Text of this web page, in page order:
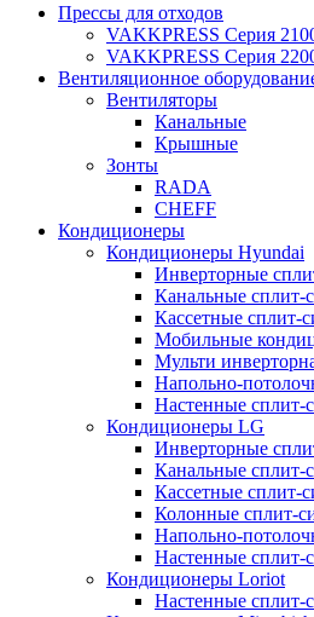
Прессы для отходов
VAKKPRESS Серия
VAKKPRESS Серия
Вентиляционное
Вентиляторы
Канальные
Крышные
Зонты
RADA
CHEFF
Кондиционеры
Кондиционеры Hyundai
Инверторные
Канальные сплит-
Кассетные сплит-
Мобильные
Мульти
Напольно-
Настенные сплит-
Кондиционеры LG
Инверторные
Канальные сплит-
Кассетные сплит-
Колонные сплит-
Напольно-
Настенные сплит-
Кондиционеры Loriot
Настенные сплит-